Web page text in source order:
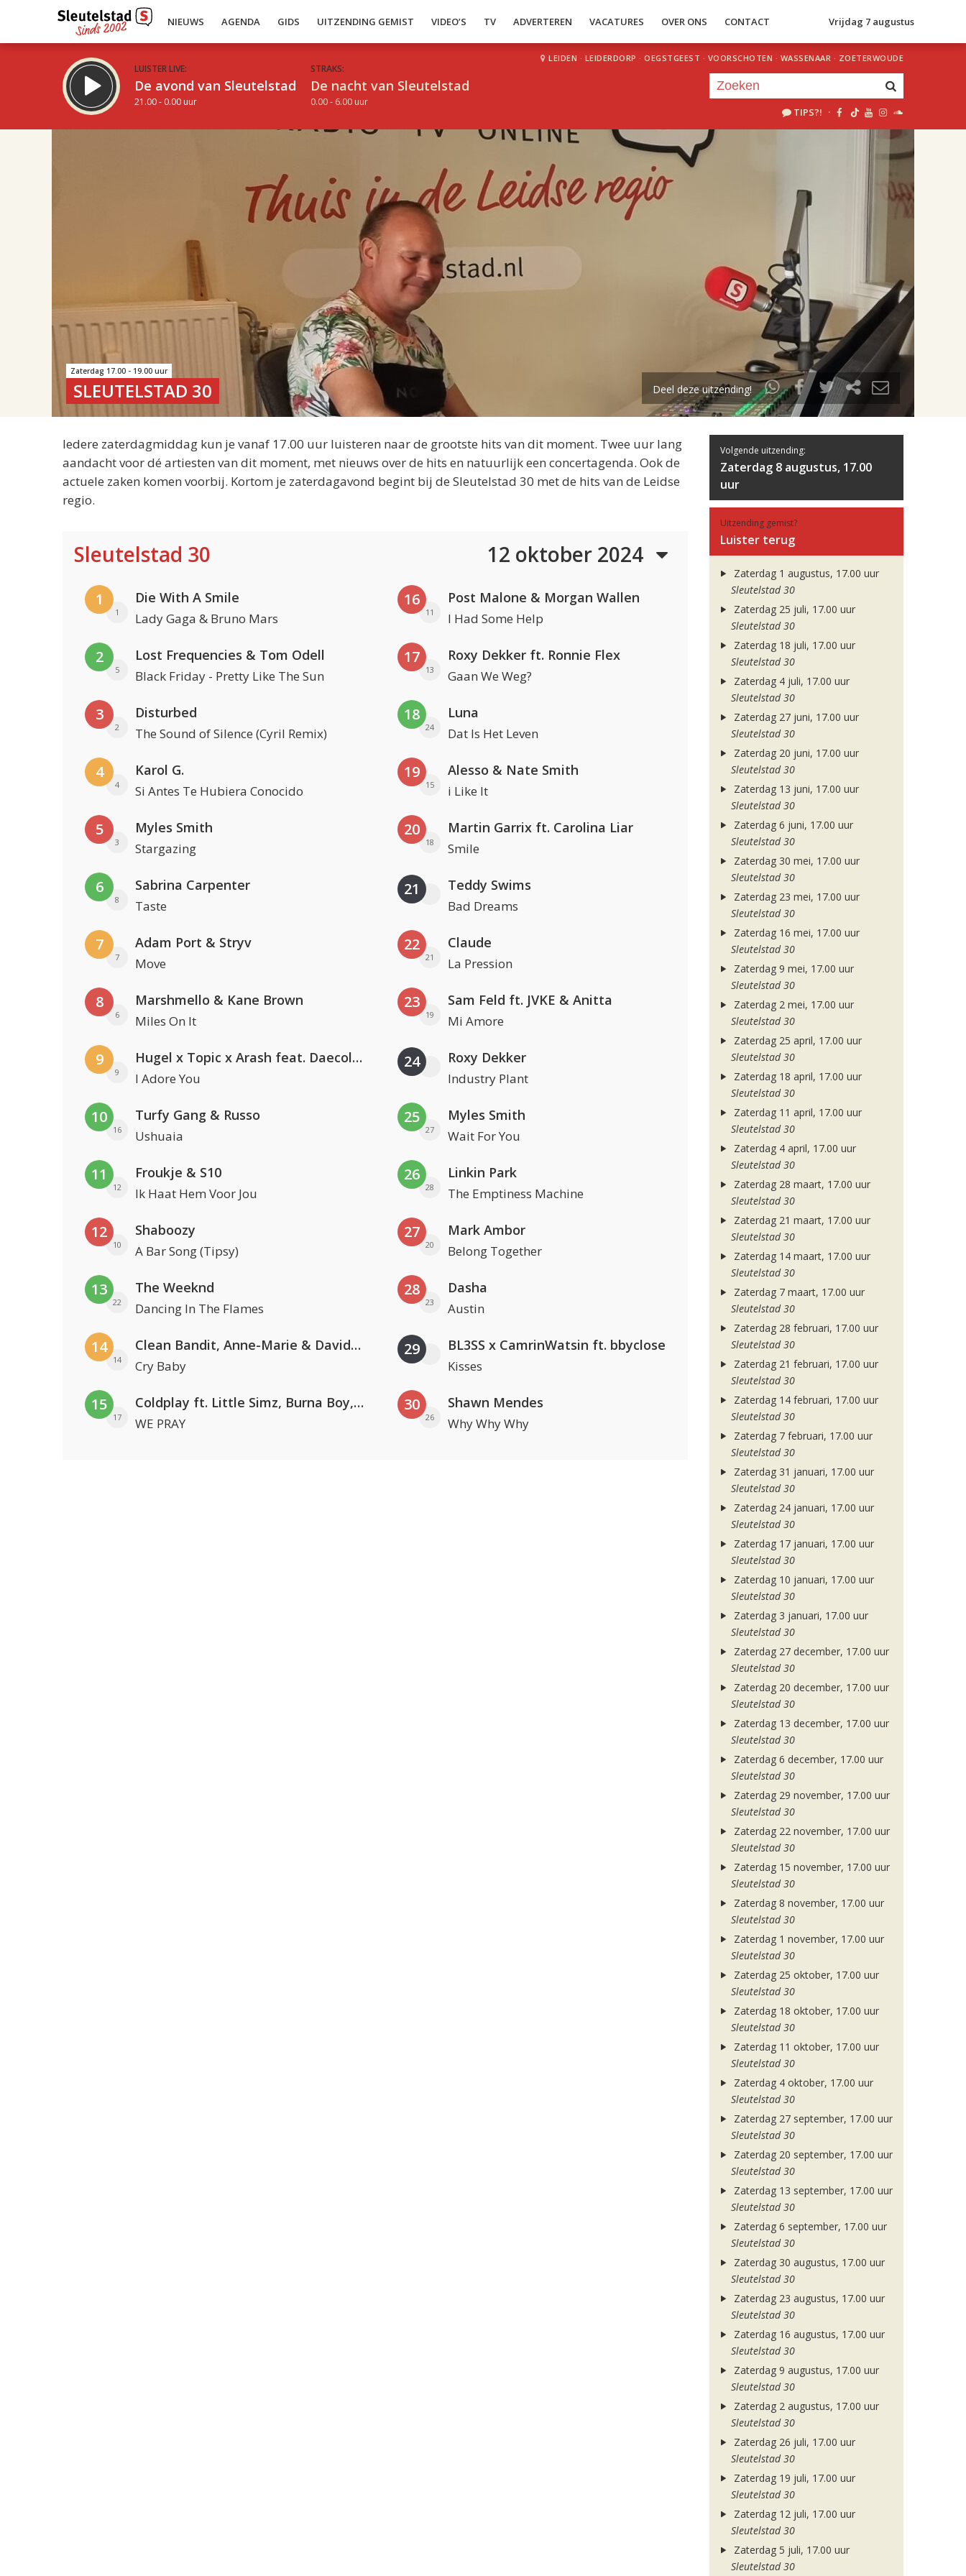
NIEUWS AGENDA GIDS UITZENDING GEMIST VIDEO’S TV ADVERTEREN VACATURES OVER ONS CONTACT Vrijdag 7 augustus
LUISTER LIVE:
De avond van Sleutelstad
21.00 - 0.00 uur
STRAKS:
De nacht van Sleutelstad
0.00 - 6.00 uur
LEIDEN · LEIDERDORP · OEGSTGEEST · VOORSCHOTEN · WASSENAAR · ZOETERWOUDE
TIPS?! ·
uur 1 van 2
Volgend uur
Zaterdag 17.00 - 19.00 uur
SLEUTELSTAD 30 Deel deze uitzending!
Iedere zaterdagmiddag kun je vanaf 17.00 uur luisteren naar de grootste hits van dit moment. Twee uur lang
aandacht voor dé artiesten van dit moment, met nieuws over de hits en natuurlijk een concertagenda. Ook de
actuele zaken komen voorbij. Kortom je zaterdagavond begint bij de Sleutelstad 30 met de hits van de Leidse
regio.
Sleutelstad 30 12 oktober 2024
1
1
Die With A Smile
Lady Gaga & Bruno Mars
2
5
Lost Frequencies & Tom Odell
Black Friday - Pretty Like The Sun
3
2
Disturbed
The Sound of Silence (Cyril Remix)
4
4
Karol G.
Si Antes Te Hubiera Conocido
5
3
Myles Smith
Stargazing
6
8
Sabrina Carpenter
Taste
7
7
Adam Port & Stryv
Move
8
6
Marshmello & Kane Brown
Miles On It
9
9
Hugel x Topic x Arash feat. Daecolm
I Adore You
10
16
Turfy Gang & Russo
Ushuaia
11
12
Froukje & S10
Ik Haat Hem Voor Jou
12
10
Shaboozy
A Bar Song (Tipsy)
13
22
The Weeknd
Dancing In The Flames
14
14
Clean Bandit, Anne-Marie & David Guetta
Cry Baby
15
17
Coldplay ft. Little Simz, Burna Boy, Elyanna & Tini
WE PRAY
16
11
Post Malone & Morgan Wallen
I Had Some Help
17
13
Roxy Dekker ft. Ronnie Flex
Gaan We Weg?
18
24
Luna
Dat Is Het Leven
19
15
Alesso & Nate Smith
i Like It
20
18
Martin Garrix ft. Carolina Liar
Smile
21 Teddy Swims
Bad Dreams
22
21
Claude
La Pression
23
19
Sam Feld ft. JVKE & Anitta
Mi Amore
24 Roxy Dekker
Industry Plant
25
27
Myles Smith
Wait For You
26
28
Linkin Park
The Emptiness Machine
27
20
Mark Ambor
Belong Together
28
23
Dasha
Austin
29 BL3SS x CamrinWatsin ft. bbyclose
Kisses
30
26
Shawn Mendes
Why Why Why
Volgende uitzending:
Zaterdag 8 augustus, 17.00
uur
Uitzending gemist?
Luister terug
Zaterdag 1 augustus, 17.00 uur
Sleutelstad 30
Zaterdag 25 juli, 17.00 uur
Sleutelstad 30
Zaterdag 18 juli, 17.00 uur
Sleutelstad 30
Zaterdag 4 juli, 17.00 uur
Sleutelstad 30
Zaterdag 27 juni, 17.00 uur
Sleutelstad 30
Zaterdag 20 juni, 17.00 uur
Sleutelstad 30
Zaterdag 13 juni, 17.00 uur
Sleutelstad 30
Zaterdag 6 juni, 17.00 uur
Sleutelstad 30
Zaterdag 30 mei, 17.00 uur
Sleutelstad 30
Zaterdag 23 mei, 17.00 uur
Sleutelstad 30
Zaterdag 16 mei, 17.00 uur
Sleutelstad 30
Zaterdag 9 mei, 17.00 uur
Sleutelstad 30
Zaterdag 2 mei, 17.00 uur
Sleutelstad 30
Zaterdag 25 april, 17.00 uur
Sleutelstad 30
Zaterdag 18 april, 17.00 uur
Sleutelstad 30
Zaterdag 11 april, 17.00 uur
Sleutelstad 30
Zaterdag 4 april, 17.00 uur
Sleutelstad 30
Zaterdag 28 maart, 17.00 uur
Sleutelstad 30
Zaterdag 21 maart, 17.00 uur
Sleutelstad 30
Zaterdag 14 maart, 17.00 uur
Sleutelstad 30
Zaterdag 7 maart, 17.00 uur
Sleutelstad 30
Zaterdag 28 februari, 17.00 uur
Sleutelstad 30
Zaterdag 21 februari, 17.00 uur
Sleutelstad 30
Zaterdag 14 februari, 17.00 uur
Sleutelstad 30
Zaterdag 7 februari, 17.00 uur
Sleutelstad 30
Zaterdag 31 januari, 17.00 uur
Sleutelstad 30
Zaterdag 24 januari, 17.00 uur
Sleutelstad 30
Zaterdag 17 januari, 17.00 uur
Sleutelstad 30
Zaterdag 10 januari, 17.00 uur
Sleutelstad 30
Zaterdag 3 januari, 17.00 uur
Sleutelstad 30
Zaterdag 27 december, 17.00 uur
Sleutelstad 30
Zaterdag 20 december, 17.00 uur
Sleutelstad 30
Zaterdag 13 december, 17.00 uur
Sleutelstad 30
Zaterdag 6 december, 17.00 uur
Sleutelstad 30
Zaterdag 29 november, 17.00 uur
Sleutelstad 30
Zaterdag 22 november, 17.00 uur
Sleutelstad 30
Zaterdag 15 november, 17.00 uur
Sleutelstad 30
Zaterdag 8 november, 17.00 uur
Sleutelstad 30
Zaterdag 1 november, 17.00 uur
Sleutelstad 30
Zaterdag 25 oktober, 17.00 uur
Sleutelstad 30
Zaterdag 18 oktober, 17.00 uur
Sleutelstad 30
Zaterdag 11 oktober, 17.00 uur
Sleutelstad 30
Zaterdag 4 oktober, 17.00 uur
Sleutelstad 30
Zaterdag 27 september, 17.00 uur
Sleutelstad 30
Zaterdag 20 september, 17.00 uur
Sleutelstad 30
Zaterdag 13 september, 17.00 uur
Sleutelstad 30
Zaterdag 6 september, 17.00 uur
Sleutelstad 30
Zaterdag 30 augustus, 17.00 uur
Sleutelstad 30
Zaterdag 23 augustus, 17.00 uur
Sleutelstad 30
Zaterdag 16 augustus, 17.00 uur
Sleutelstad 30
Zaterdag 9 augustus, 17.00 uur
Sleutelstad 30
Zaterdag 2 augustus, 17.00 uur
Sleutelstad 30
Zaterdag 26 juli, 17.00 uur
Sleutelstad 30
Zaterdag 19 juli, 17.00 uur
Sleutelstad 30
Zaterdag 12 juli, 17.00 uur
Sleutelstad 30
Zaterdag 5 juli, 17.00 uur
Sleutelstad 30